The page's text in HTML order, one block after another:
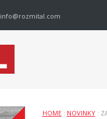
info@rozmital.com
HOME: NOVINKY: